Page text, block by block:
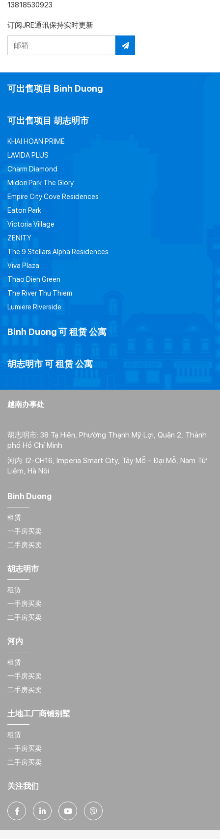
13818530923
订阅JRE通讯保持实时更新
可出售项目 Binh Duong
可出售项目 胡志明市
KHAI HOAN PRIME
LAVIDA PLUS
Charm Diamond
Midori Park The Glory
Empire City Cove Residences
Eaton Park
Victoria Village
ZENITY
The 9 Stellars Alpha Residences
Viva Plaza
Thao Dien Green
The River Thu Thiem
Lumiere Riverside
Binh Duong 可 租赁 公寓
胡志明市 可 租赁 公寓
越南办事处
胡志明市: 38 Tạ Hiện, Phường Thạnh Mỹ Lợi, Quận 2, Thành
phố Hồ Chí Minh
河内: I2-CH16, Imperia Smart City, Tây Mỗ - Đại Mỗ, Nam Từ
Liêm, Hà Nôi
Binh Duong
租赁
一手房买卖
二手房买卖
胡志明市
租赁
一手房买卖
二手房买卖
河内
租赁
一手房买卖
二手房买卖
土地工厂商铺别墅
租赁
一手房买卖
二手房买卖
关注我们